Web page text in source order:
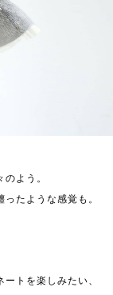
よう。
たような感覚も。
トを楽しみたい、